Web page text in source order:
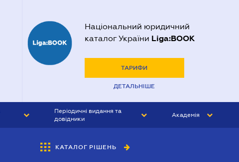
Національний юридичний
каталог України Liga:BOOK
ТАРИФИ
ДЕТАЛЬНІШЕ
Періодичні видання та
довідники
БУХГАЛТЕР&ЗАКОН
Академія
КАТАЛОГ РІШЕНЬ